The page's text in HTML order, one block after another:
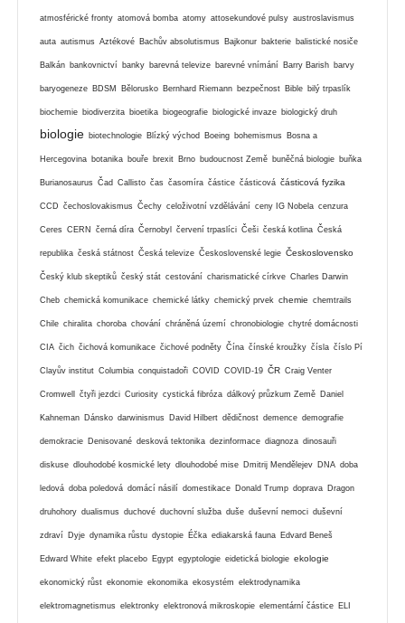
atmosférické fronty atomová bomba atomy attosekundové pulsy austroslavismus
auta autismus Aztékové Bachův absolutismus Bajkonur bakterie balistické nosiče
Balkán bankovnictví banky barevná televize barevné vnímání Barry Barish barvy
baryogeneze BDSM Bělorusko Bernhard Riemann bezpečnost Bible bilý trpaslík
biochemie biodiverzita bioetika biogeografie biologické invaze biologický druh
biologie biotechnologie Blízký východ Boeing bohemismus Bosna a
Hercegovina botanika bouře brexit Brno budoucnost Země buněčná biologie buňka
Burianosaurus Čad Callisto čas časomíra částice částicová částicová fyzika
CCD čechoslovakismus Čechy celoživotní vzdělávání ceny IG Nobela cenzura
Ceres CERN černá díra Černobyl červení trpaslíci Češi česká kotlina Česká
republika česká státnost Česká televize Československé legie Československo
Český klub skeptiků český stát cestování charismatické církve Charles Darwin
Cheb chemická komunikace chemické látky chemický prvek chemie chemtrails
Chile chiralita choroba chování chráněná území chronobiologie chytré domácnosti
CIA čich čichová komunikace čichové podněty Čína čínské kroužky čísla číslo Pí
Clayův institut Columbia conquistadoři COVID COVID-19 ČR Craig Venter
Cromwell čtyři jezdci Curiosity cystická fibróza dálkový průzkum Země Daniel
Kahneman Dánsko darwinismus David Hilbert dědičnost demence demografie
demokracie Denisované desková tektonika dezinformace diagnoza dinosauři
diskuse dlouhodobé kosmické lety dlouhodobé mise Dmitrij Mendělejev DNA doba
ledová doba poledová domácí násilí domestikace Donald Trump doprava Dragon
druhohory dualismus duchové duchovní služba duše duševní nemoci duševní
zdraví Dyje dynamika růstu dystopie Éčka ediakarská fauna Edvard Beneš
Edward White efekt placebo Egypt egyptologie eidetická biologie ekologie
ekonomický růst ekonomie ekonomika ekosystém elektrodynamika
elektromagnetismus elektronky elektronová mikroskopie elementární částice ELI